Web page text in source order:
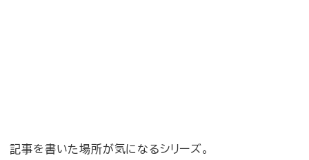
記事を書いた場所が気になるシリーズ。